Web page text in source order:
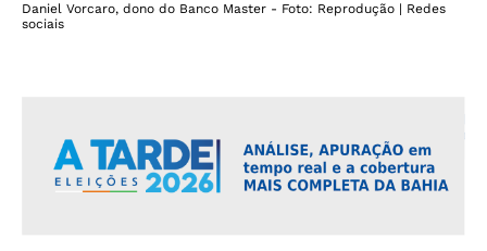
Daniel Vorcaro, dono do Banco Master - Foto: Reprodução | Redes
sociais